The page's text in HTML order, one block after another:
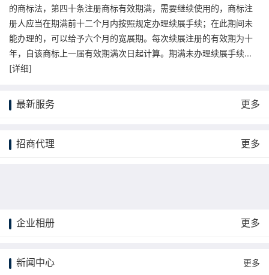
的商标法，第四十条注册商标有效期满，需要继续使用的，商标注
册人应当在期满前十二个月内按照规定办理续展手续；在此期间未
能办理的，可以给予六个月的宽展期。每次续展注册的有效期为十
年，自该商标上一届有效期满次日起计算。期满未办理续展手续...
[详细]
最新服务 更多
招商代理 更多
企业相册 更多
新闻中心 更多